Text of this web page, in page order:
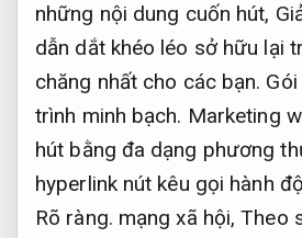
những nội dung cuốn hút,
dẫn dắt khéo léo sở hữu lại
chăng nhất cho các bạn.
trình minh bạch. Marketing
hút bằng đa dạng phương
hyperlink nút kêu gọi hành
Rõ ràng. mạng xã hội,Theo